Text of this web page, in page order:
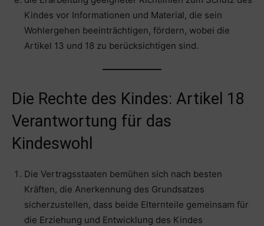
Kindes vor Informationen und Material, die sein
Wohlergehen beeinträchtigen, fördern, wobei die
Artikel 13 und 18 zu berücksichtigen sind.
Die Rechte des Kindes: Artikel 18
Verantwortung für das
Kindeswohl
Die Vertragsstaaten bemühen sich nach besten
Kräften, die Anerkennung des Grundsatzes
sicherzustellen, dass beide Elternteile gemeinsam für
die Erziehung und Entwicklung des Kindes